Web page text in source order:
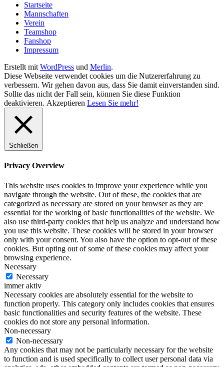
Startseite
Mannschaften
Verein
Teamshop
Fanshop
Impressum
Erstellt mit WordPress und Merlin.
Diese Webseite verwendet cookies um die Nutzererfahrung zu
verbessern. Wir gehen davon aus, dass Sie damit einverstanden sind.
Sollte das nicht der Fall sein, können Sie diese Funktion
deaktivieren. Akzeptieren Lesen Sie mehr!
Schließen
Privacy Overview
This website uses cookies to improve your experience while you
navigate through the website. Out of these, the cookies that are
categorized as necessary are stored on your browser as they are
essential for the working of basic functionalities of the website. We
also use third-party cookies that help us analyze and understand how
you use this website. These cookies will be stored in your browser
only with your consent. You also have the option to opt-out of these
cookies. But opting out of some of these cookies may affect your
browsing experience.
Necessary
Necessary
immer aktiv
Necessary cookies are absolutely essential for the website to
function properly. This category only includes cookies that ensures
basic functionalities and security features of the website. These
cookies do not store any personal information.
Non-necessary
Non-necessary
Any cookies that may not be particularly necessary for the website
to function and is used specifically to collect user personal data via